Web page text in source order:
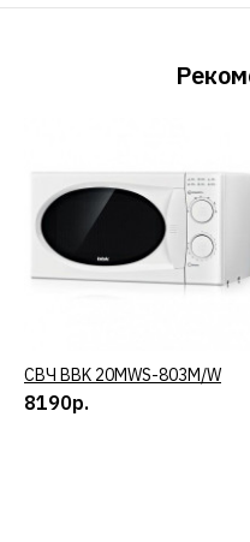
КУПИТЬ
СВЧ BBK 20MWS-803M/W
8190р.